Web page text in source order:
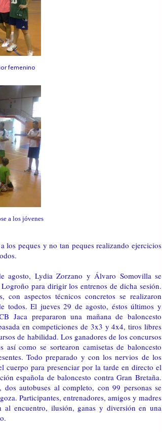
femenino
a los jóvenes
los peques y no tan peques realizando ejercicios
agosto, Lydia Zorzano y Álvaro Somovilla se
Logroño para dirigir los entrenos de dicha sesión.
con aspectos técnicos concretos se realizaron
todos. El jueves 29 de agosto, éstos últimos y
Jaca prepararon una mañana de baloncesto
en competiciones de 3x3 y 4x4, tiros libres
de habilidad. Los ganadores de los concursos
así como se sortearon camisetas de baloncesto
Todo preparado y con los nervios de los
cuerpo para presenciar por la tarde en directo el
española de baloncesto contra Gran Bretaña.
dos autobuses al completo, con 99 personas se
Participantes, entrenadores, amigos y madres
al encuentro, ilusión, ganas y diversión en una